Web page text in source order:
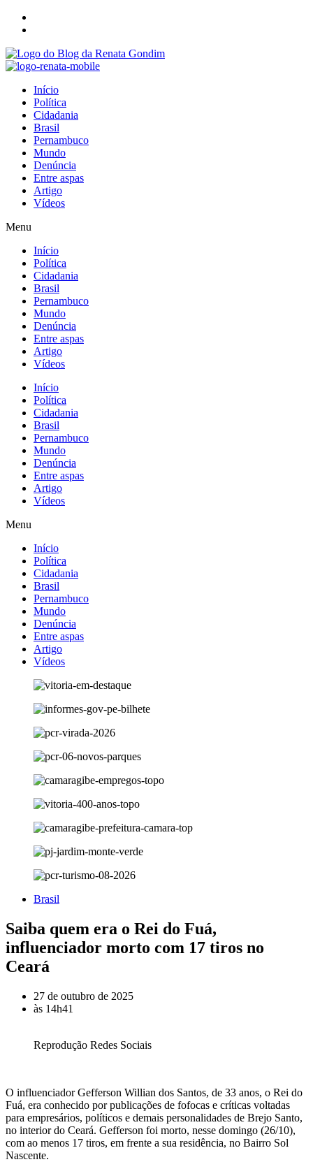
Início
Política
Cidadania
Brasil
Pernambuco
Mundo
Denúncia
Entre aspas
Artigo
Vídeos
Menu
Início
Política
Cidadania
Brasil
Pernambuco
Mundo
Denúncia
Entre aspas
Artigo
Vídeos
Início
Política
Cidadania
Brasil
Pernambuco
Mundo
Denúncia
Entre aspas
Artigo
Vídeos
Menu
Início
Política
Cidadania
Brasil
Pernambuco
Mundo
Denúncia
Entre aspas
Artigo
Vídeos
Brasil
Saiba quem era o Rei do Fuá,
influenciador morto com 17 tiros no
Ceará
27 de outubro de 2025
às 14h41
Reprodução Redes Sociais
O influenciador Gefferson Willian dos Santos, de 33 anos, o Rei do
Fuá, era conhecido por publicações de fofocas e críticas voltadas
para empresários, políticos e demais personalidades de Brejo Santo,
no interior do Ceará. Gefferson foi morto, nesse domingo (26/10),
com ao menos 17 tiros, em frente a sua residência, no Bairro Sol
Nascente.